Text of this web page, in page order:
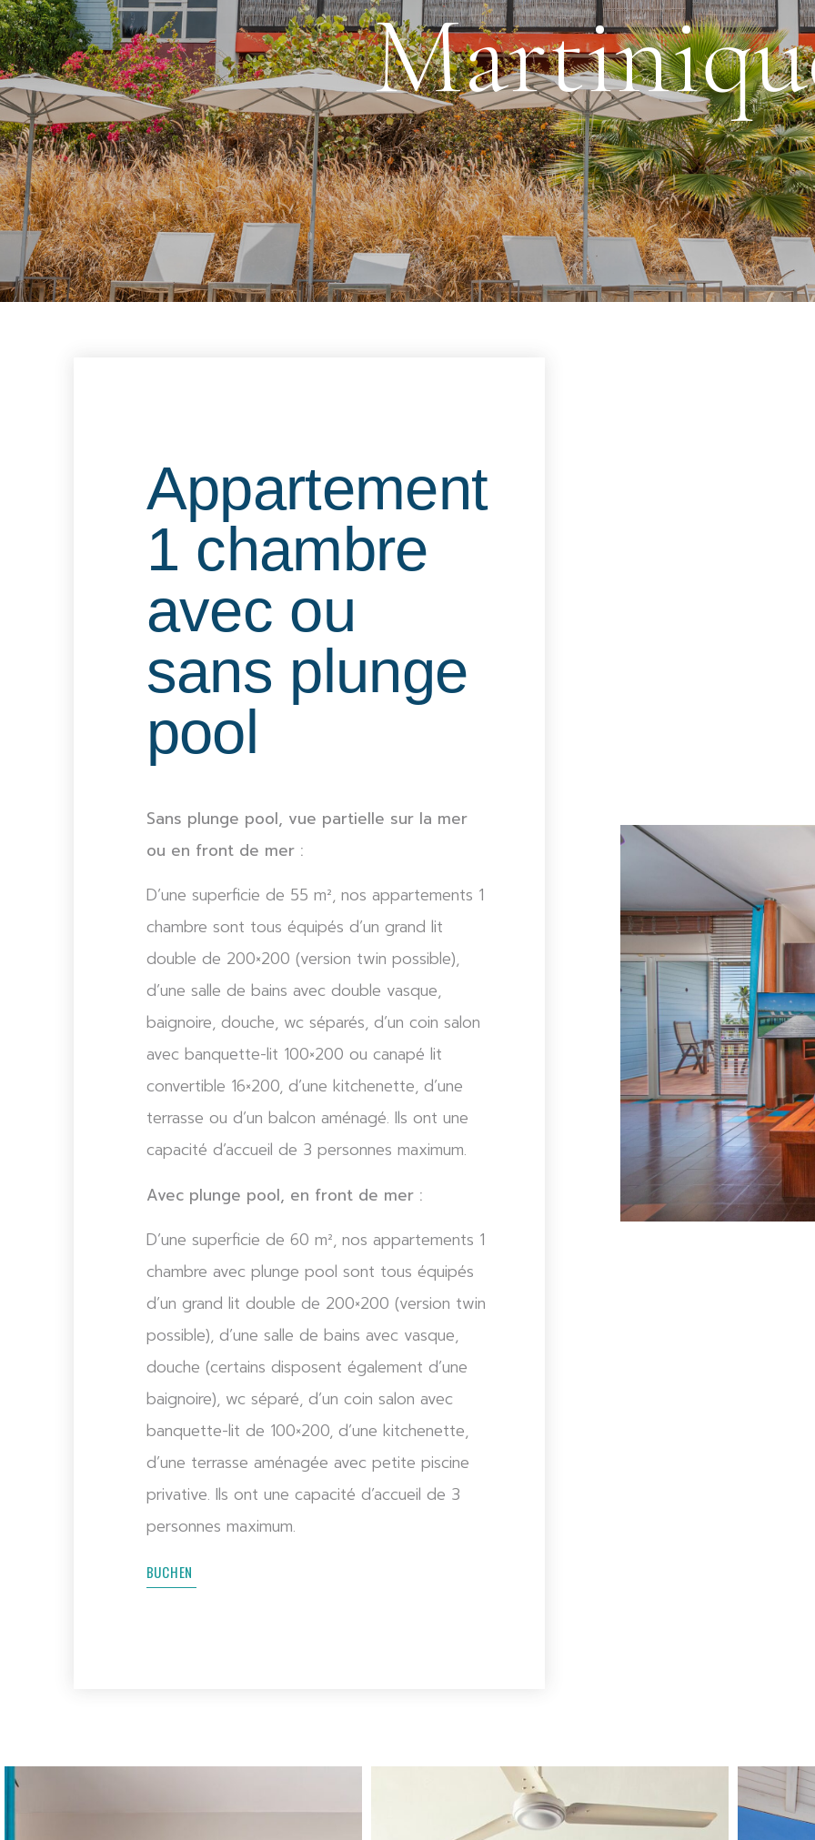
Appartement
1 chambre
avec ou
sans plunge
pool
Sans plunge pool, vue partielle sur la mer
ou en front de mer :
D’une superficie de 55 m², nos appartements 1
chambre sont tous équipés d’un grand lit
double de 200×200 (version twin possible),
d’une salle de bains avec double vasque,
baignoire, douche, wc séparés, d’un coin salon
avec banquette-lit 100×200 ou canapé lit
convertible 16×200, d’une kitchenette, d’une
terrasse ou d’un balcon aménagé. Ils ont une
capacité d’accueil de 3 personnes maximum.
Avec plunge pool, en front de mer :
D’une superficie de 60 m², nos appartements 1
chambre avec plunge pool sont tous équipés
d’un grand lit double de 200×200 (version twin
possible), d’une salle de bains avec vasque,
douche (certains disposent également d’une
baignoire), wc séparé, d’un coin salon avec
banquette-lit de 100×200, d’une kitchenette,
d’une terrasse aménagée avec petite piscine
privative. Ils ont une capacité d’accueil de 3
personnes maximum.
BUCHEN